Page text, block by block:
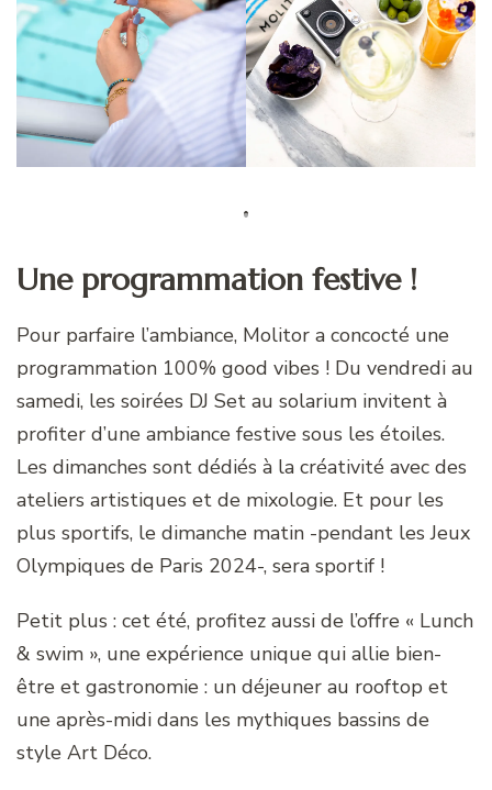
Une programmation festive !
Pour parfaire l’ambiance, Molitor a concocté une
programmation 100% good vibes ! Du vendredi au
samedi, les soirées DJ Set au solarium invitent à
profiter d’une ambiance festive sous les étoiles.
Les dimanches sont dédiés à la créativité avec des
ateliers artistiques et de mixologie. Et pour les
plus sportifs, le dimanche matin -pendant les Jeux
Olympiques de Paris 2024-, sera sportif !
Petit plus : cet été, profitez aussi de l’offre « Lunch
& swim », une expérience unique qui allie bien-
être et gastronomie : un déjeuner au rooftop et
une après-midi dans les mythiques bassins de
style Art Déco.